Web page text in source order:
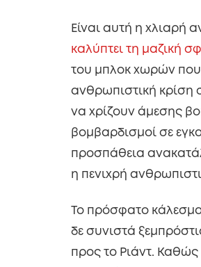
Είναι αυτή η χλιαρή
καλύπτει τη μαζική
του μπλοκ χωρών που
ανθρωπιστική κρίση
να χρίζουν άμεσης
βομβαρδισμοί σε
προσπάθεια
η πενιχρή
Το πρόσφατο
δε συνιστά
προς το Ριάντ. Καθώς